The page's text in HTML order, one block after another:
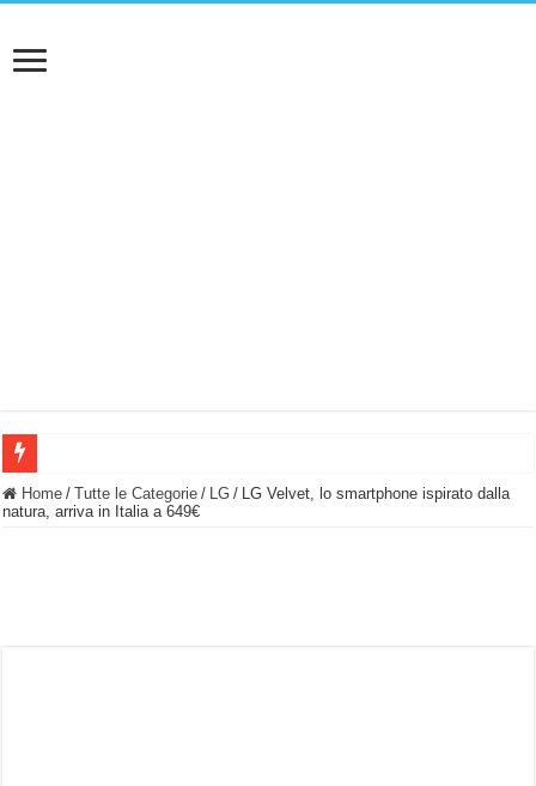
BASTA FATICARE! Questo robot tagliaerba lo appoggi e fa tutto lui! (Senza
Home / Tutte le Categorie / LG / LG Velvet, lo smartphone ispirato dalla
natura, arriva in Italia a 649€